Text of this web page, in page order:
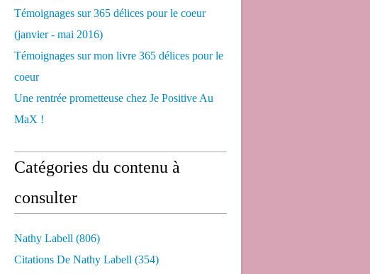
Témoignages sur 365 délices pour le coeur
(janvier - mai 2016)
Témoignages sur mon livre 365 délices pour le
coeur
Une rentrée prometteuse chez Je Positive Au
MaX !
Catégories du contenu à
consulter
Nathy Labell (806)
Citations De Nathy Labell (354)